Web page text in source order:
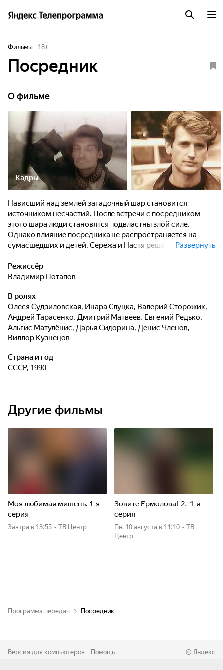
Фильмы 18+
Посредник
О фильме
Кадры
Нависший над землей загадочный шар становится
источником несчастий. После встречи с посредником
этого шара люди становятся подвластны злой силе.
Однако влияние посредника не распространяется на
сумасшедших и детей. Сережа и Настя решают
Замятина спасают Землю от вторжения злого Разума...
Развернуть
Режиссёр
Владимир Потапов
В ролях
Олеся Судзиловская, Инара Слуцка, Валерий Сторожик,
Андрей Тарасенко, Дмитрий Матвеев, Евгений Редько,
Альгис Матулёнис, Дарья Сидорина, Денис Членов,
Виллор Кузнецов
Страна и год
СССР, 1990
Другие фильмы
Моя любимая мишень. 1-я
серия
Завтра в 13:55 • ТВ Центр
Зовите Ермолова!-2. 1-я
серия
пн, 10 августа в 11:10 • ТВ
Центр
Программа передач Посредник
Версия для компьютеров Помощь © Яндекс